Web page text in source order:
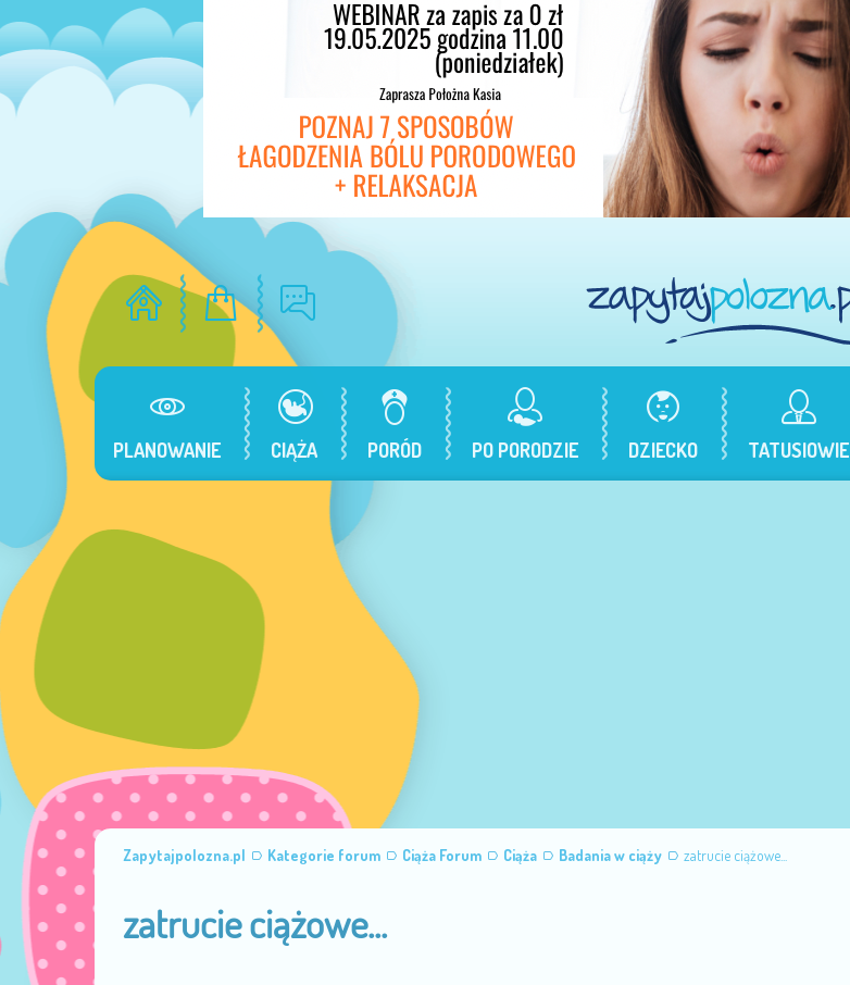
PLANOWANIE CIĄŻA PORÓD PO PORODZIE DZIECKO TATUSIOWIE
Zapytajpolozna.pl Kategorie forum Ciąża Forum Ciąża Badania w ciąży zatrucie ciążowe...
zatrucie ciążowe...